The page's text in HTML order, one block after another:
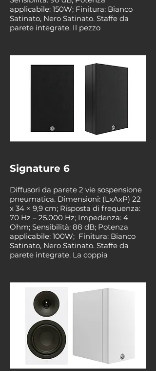
applicabile: 150W; Finitura: Bianco
Satinato, Nero Satinato. Staffe da
parete integrate. Il pezzo
Signature 6
Diffusori da parete 2 vie sospensione
pneumatica. Dimensioni: (LxAxP) 22
x 34 × 9,9 cm; Risposta di frequenza:
70 Hz – 25.000 Hz; Impedenza: 4
Ohm; Sensibilità: 88 dB; Potenza
applicabile: 100W; Finitura: Bianco
Satinato, Nero Satinato. Staffe da
parete integrate. La coppia